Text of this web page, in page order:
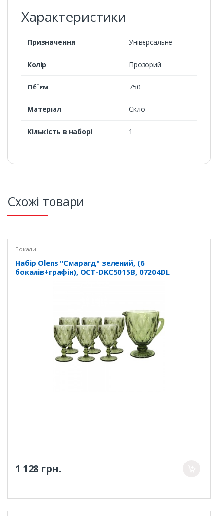
Характеристики
Призначення Універсальне
Колір Прозорий
Об`єм 750
Матеріал Скло
Кількість в наборі 1
Схожі товари
Бокали
Набір Olens "Смарагд" зелений, (6
бокалів+графін), OCT-DKC5015B, 07204DL
1 128 грн.